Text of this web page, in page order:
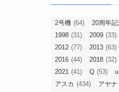
2号機 (64) 20周年記
1998 (31) 2009 (33)
2012 (77) 2013 (63)
2016 (44) 2018 (32)
2021 (41) Q (53) u
アスカ (434) アヤナ